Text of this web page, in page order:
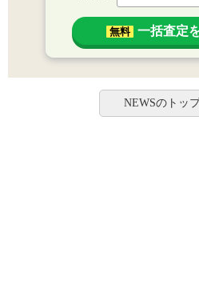
無料 一括査定
NEWSのトッ